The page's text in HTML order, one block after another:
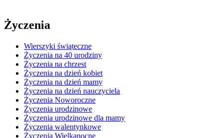
Życzenia
Wierszyki świąteczne
Życzenia na 40 urodziny
Życzenia na chrzest
Życzenia na dzień kobiet
Życzenia na dzień mamy
Życzenia na dzień nauczyciela
Życzenia Noworoczne
Życzenia urodzinowe
Życzenia urodzinowe dla mamy
Życzenia walentynkowe
Życzenia Wielkanocne